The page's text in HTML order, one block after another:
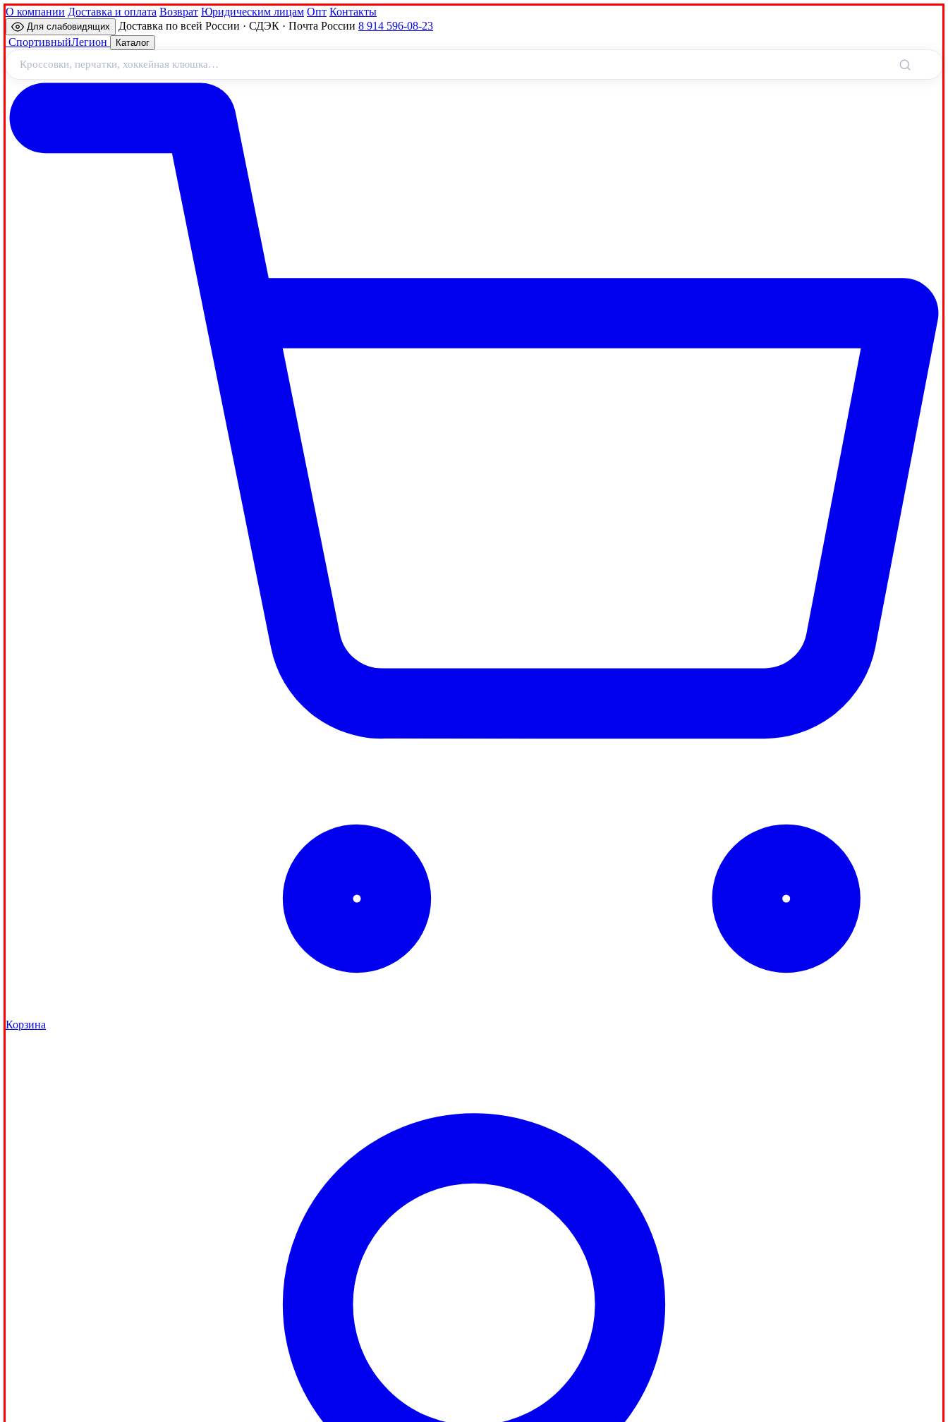
О компании Доставка и оплата Возврат Юридическим лицам Опт Контакты
Для слабовидящих Доставка по всей России · СДЭК · Почта России 8 914 596-08-23
СпортивныйЛегион Каталог
Корзина